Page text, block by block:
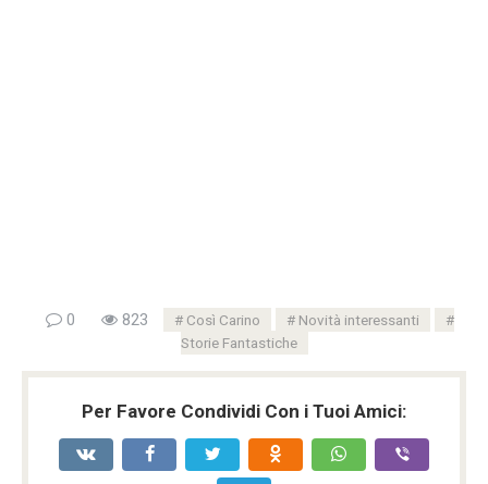
0 823 Così Carino
Novità interessanti
Storie Fantastiche
Per Favore Condividi Con i Tuoi Amici: